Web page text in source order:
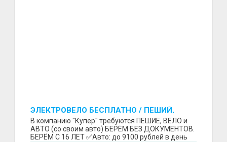
ЭЛЕКТРОВЕЛО БЕСПЛАТНО / ПЕШИЙ,
ВЕЛО, АВТО / БЕРЕМ БЕЗ ДОКУМЕНТОВ /
ЛЮБОЙ РАЙОН / С 16 ЛЕТ
В компанию "Купер" требуются ПЕШИЕ, ВЕЛО и
АВТО (со своим авто) БЕРЁМ БЕЗ ДОКУМЕНТОВ.
БЕРЁМ С 16 ЛЕТ ✅Авто: до 9100 рублей в день